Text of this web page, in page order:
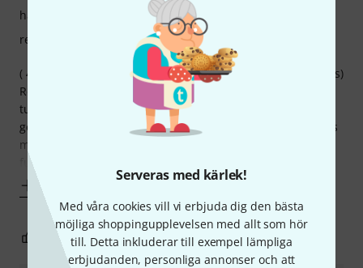
Serveras med kärlek!
Med våra cookies vill vi erbjuda dig den bästa
möjliga shoppingupplevelsen med allt som hör
till. Detta inkluderar till exempel lämpliga
erbjudanden, personliga annonser och att
( 4years of horn experience in school and community bands)
Response in the lower register(2 and a half register below
tuning F note) is great with solid easy blowing full sound. It
gets a bit difficult playing the High A note and above as it is
met with a lot of resistance but the tone is still warm and
full. The D note(T12/T3) required a bit of getting used to
hantverkskvalitet
respons
0 ANMÄL RECENSION